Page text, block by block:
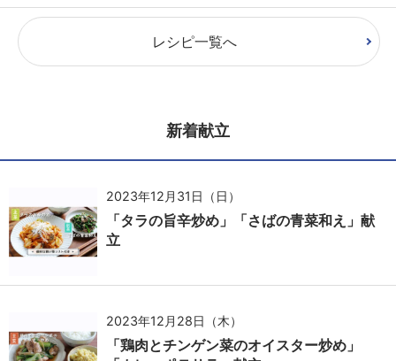
レシピ一覧へ
新着献立
2023年12月31日（日）
「タラの旨辛炒め」「さばの青菜和え」献
立
2023年12月28日（木）
「鶏肉とチンゲン菜のオイスター炒め」